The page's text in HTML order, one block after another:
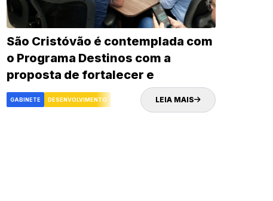
São Cristóvão é contemplada com
o Programa Destinos com a
proposta de fortalecer e
impulsionar o turismo e
desenvolvimento econômico da
GABINETE DESENVOLVIMENTO LEIA MAIS